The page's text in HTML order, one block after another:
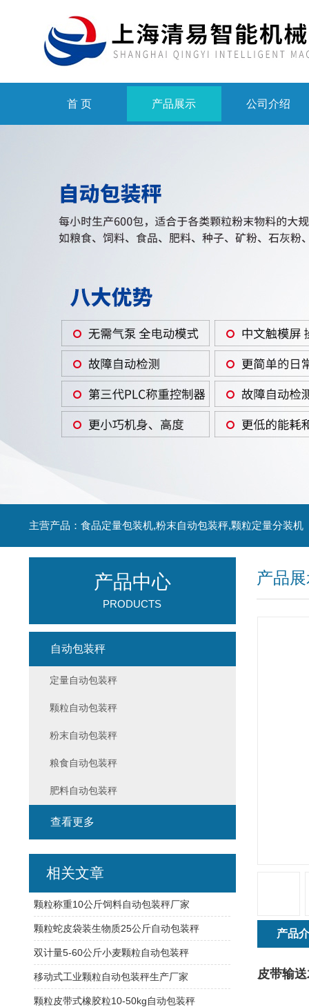
首 页 产品展示 公司介绍
主营产品：食品定量包装机,粉末自动包装秤,颗粒定量分装机
产品
产品
皮带输
产品中心
PRODUCTS
自动包装秤
定量自动包装秤
颗粒自动包装秤
粉末自动包装秤
粮食自动包装秤
肥料自动包装秤
查看更多
相关文章
颗粒称重10公斤饲料自动包装秤厂家
颗粒蛇皮袋装生物质25公斤自动包装秤
双计量5-60公斤小麦颗粒自动包装秤
移动式工业颗粒自动包装秤生产厂家
颗粒皮带式橡胶粒10-50kg自动包装秤